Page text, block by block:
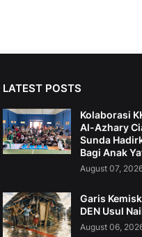
LATEST POSTS
Kolaborasi
Al-Azhary
Sunda
Bagi Anak
August 07,
Garis
DEN Usul
August 06,